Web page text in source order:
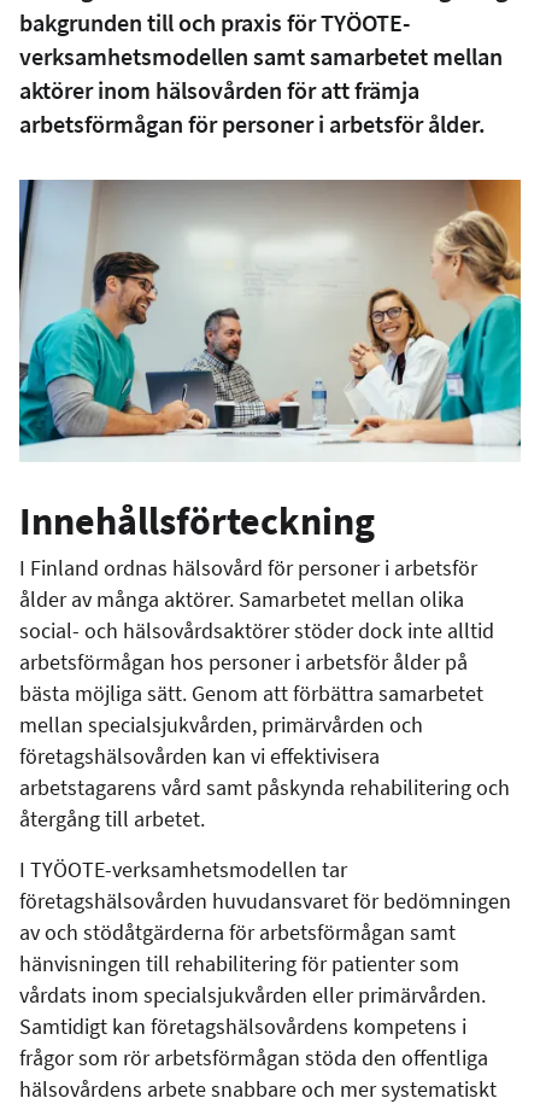
bakgrunden till och praxis för TYÖOTE-
verksamhetsmodellen samt samarbetet mellan
aktörer inom hälsovården för att främja
arbetsförmågan för personer i arbetsför ålder.
Innehållsförteckning
I Finland ordnas hälsovård för personer i arbetsför
ålder av många aktörer. Samarbetet mellan olika
social- och hälsovårdsaktörer stöder dock inte alltid
arbetsförmågan hos personer i arbetsför ålder på
bästa möjliga sätt. Genom att förbättra samarbetet
mellan specialsjukvården, primärvården och
företagshälsovården kan vi effektivisera
arbetstagarens vård samt påskynda rehabilitering och
återgång till arbetet.
I TYÖOTE-verksamhetsmodellen tar
företagshälsovården huvudansvaret för bedömningen
av och stödåtgärderna för arbetsförmågan samt
hänvisningen till rehabilitering för patienter som
vårdats inom specialsjukvården eller primärvården.
Samtidigt kan företagshälsovårdens kompetens i
frågor som rör arbetsförmågan stöda den offentliga
hälsovårdens arbete snabbare och mer systematiskt